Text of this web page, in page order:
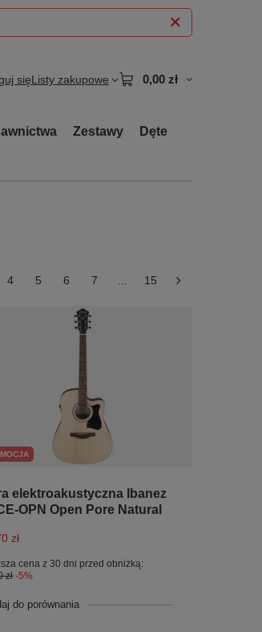
sięListy zakupowe 0,00 zł
Zestawy
Dęte
4 5 6 7 15
elektroakustyczna Ibanez
OPN Open Pore Natural
zł
cena z 30 dni przed obniżką:
zł -5%
do porównania